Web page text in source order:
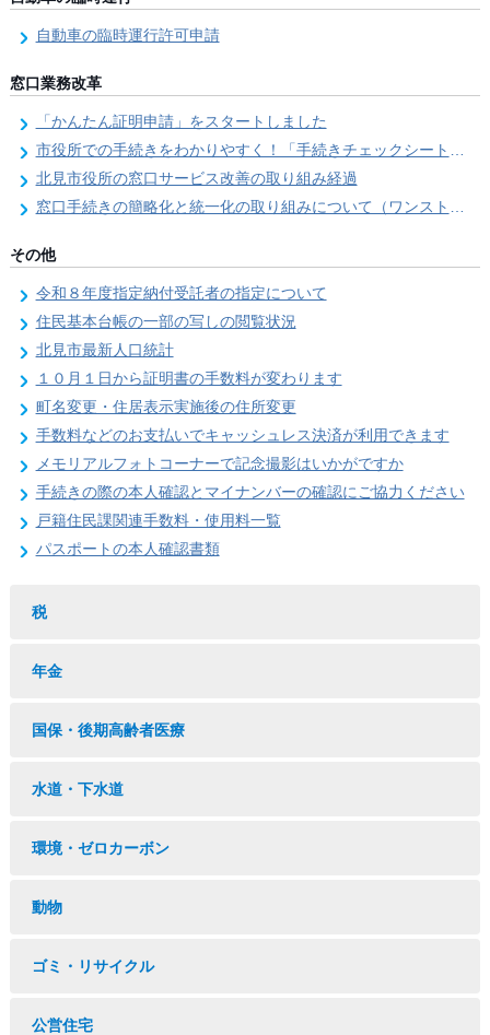
自動車の臨時運行許可申請
窓口業務改革
「かんたん証明申請」をスタートしました
市役所での手続きをわかりやすく！「手続きチェックシート」を導入しました
北見市役所の窓口サービス改善の取り組み経過
窓口手続きの簡略化と統一化の取り組みについて（ワンストップサービス推進事業）
その他
令和８年度指定納付受託者の指定について
住民基本台帳の一部の写しの閲覧状況
北見市最新人口統計
１０月１日から証明書の手数料が変わります
町名変更・住居表示実施後の住所変更
手数料などのお支払いでキャッシュレス決済が利用できます
メモリアルフォトコーナーで記念撮影はいかがですか
手続きの際の本人確認とマイナンバーの確認にご協力ください
戸籍住民課関連手数料・使用料一覧
パスポートの本人確認書類
税
年金
国保・後期高齢者医療
水道・下水道
環境・ゼロカーボン
動物
ゴミ・リサイクル
公営住宅